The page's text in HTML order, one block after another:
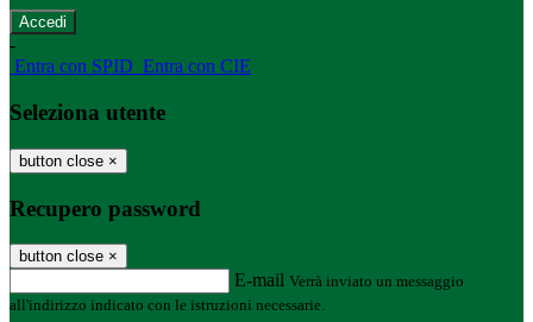
-
Entra con SPID Entra con CIE
Seleziona utente
button close ×
Recupero password
button close ×
E-mail Verrà inviato un messaggio
all'indirizzo indicato con le istruzioni necessarie.